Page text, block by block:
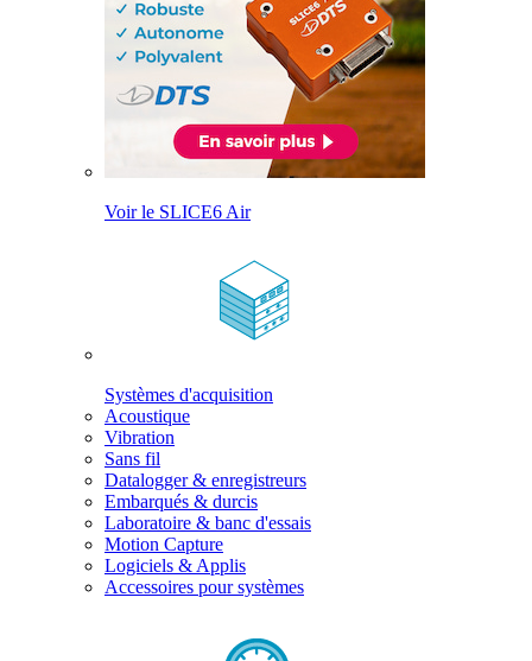
Voir le SLICE6 Air
Systèmes d'acquisition
Acoustique
Vibration
Sans fil
Datalogger & enregistreurs
Embarqués & durcis
Laboratoire & banc d'essais
Motion Capture
Logiciels & Applis
Accessoires pour systèmes